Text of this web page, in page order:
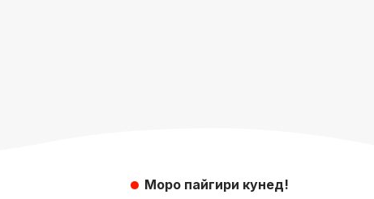
Моро пайгири кунед!